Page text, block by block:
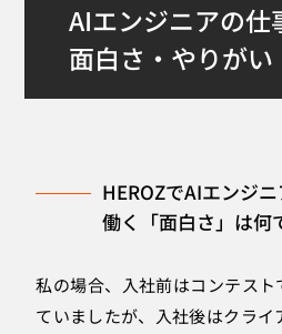
AIエンジニアの仕
面白さ・やりがい
HEROZでAIエンジ
働く「面白さ」は何
私の場合、入社前はコンテスト
ていましたが、入社後はクラ